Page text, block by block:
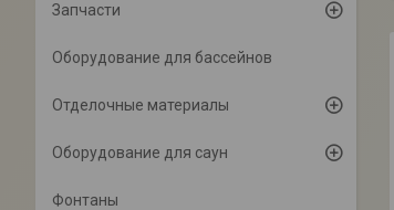
Запчасти
Оборудование для бассейнов
Отделочные материалы
Оборудование для саун
Фонтаны